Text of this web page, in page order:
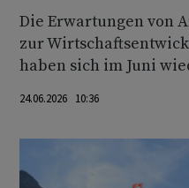
Die Erwartungen von
zur
haben sich im Juni
24.06.2026 10:36